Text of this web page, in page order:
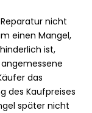
nicht
einen Mangel,
ist,
das
des Kaufpreises
später nicht